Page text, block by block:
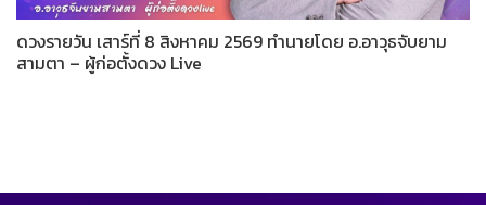
ดวงรายวัน เสาร์ที่ 8 สิงหาคม 2569 ทำนายโดย อ.อาวุธจับยาม
สามตา – ผู้ก่อตั้งดวง Live